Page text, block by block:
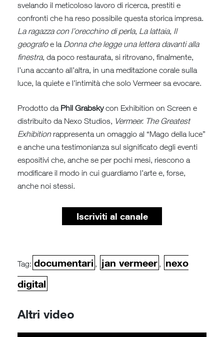
svelando il meticoloso lavoro di ricerca, prestiti e
confronti che ha reso possibile questa storica impresa.
La ragazza con l’orecchino di perla, La lattaia, Il
geografoe la Donna che legge una lettera davanti alla
finestra, da poco restaurata, si ritrovano, finalmente,
l’una accanto all’altra, in una meditazione corale sulla
luce, la quiete e l’intimità che solo Vermeer sa evocare.
Prodotto da Phil Grabskycon Exhibition on Screen e
distribuito da Nexo Studios, Vermeer. The Greatest
Exhibitionrappresenta un omaggio al “Mago della luce”
e anche una testimonianza sul significato degli eventi
espositivi che, anche se per pochi mesi, riescono a
modificare il modo in cui guardiamo l’arte e, forse,
anche noi stessi.
Iscriviti al canale
Tag: documentari , jan vermeer ,
nexo
digital
Altri video